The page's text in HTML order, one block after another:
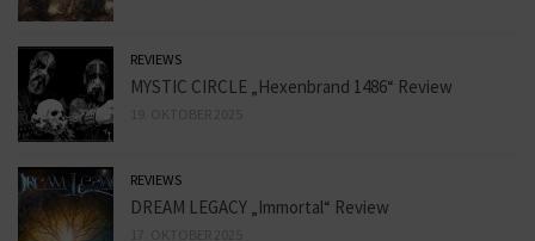
REVIEWS
MYSTIC CIRCLE „Hexenbrand 1486“ Review
REVIEWS
DREAM LEGACY „Immortal“ Review